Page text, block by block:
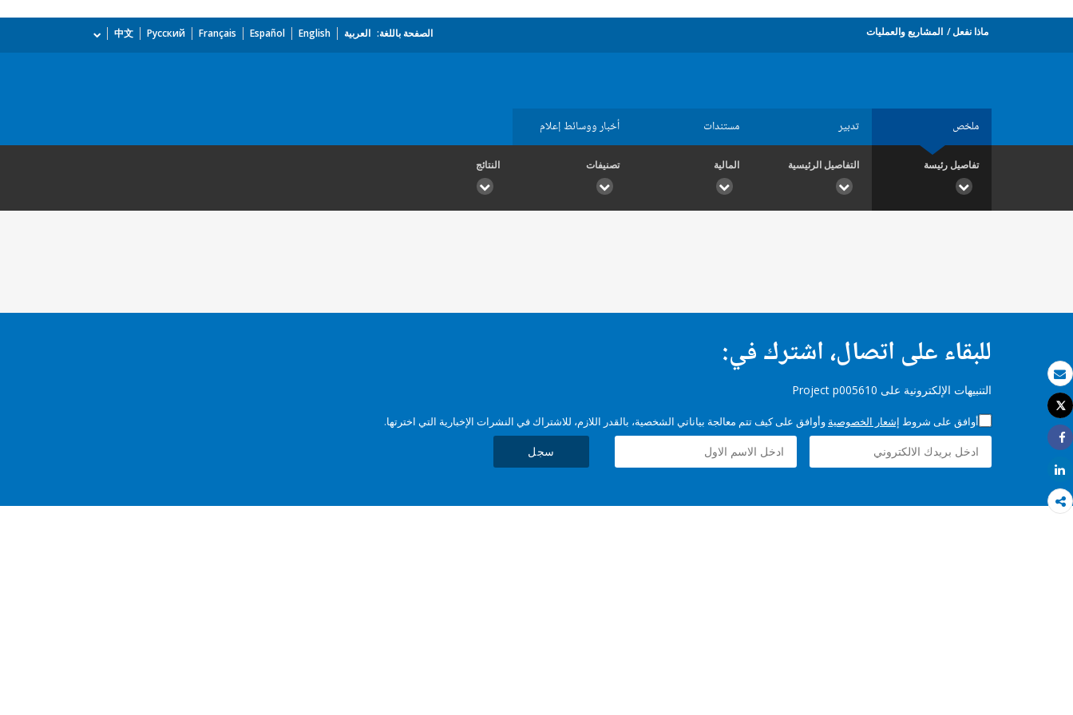
بريد الكتروني
طباعة
Tweet
Share
Share
ماذا نفعل المشاريع والعمليات الصفحة باللغة: العربية English
Español
Français
Русский
中文
ملخص تدبير مستندات أخبار ووسائط إعلام
تفاصيل رئيسة التفاصيل الرئيسية المالية تصنيفات النتائج
للبقاء على اتصال، اشترك في:
التنبيهات الإلكترونية على Project p005610
أوافق على شروط إشعار الخصوصية وأوافق على كيف تتم معالجة بياناتي الشخصية، بالقدر اللازم، للاشتراك في النشرات الإخبارية التي اخترتها.
سجل